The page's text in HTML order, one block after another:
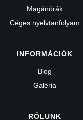
Magánórák
Céges nyelvtanfolyam
INFORMÁCIÓK
Blog
Galéria
RÓLUNK